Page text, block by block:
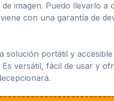
de imagen. Puedo llevarlo
con una garantía de
solución portátil y
Es versátil, fácil de usar y